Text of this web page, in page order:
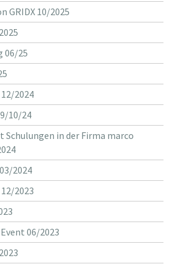
GRIDX 10/2025
06/25
2024
10/24
Schulungen in der Firma marco
2024
2023
06/2023